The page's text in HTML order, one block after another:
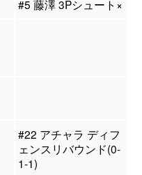
#5 藤澤 3Pシュート×
#22 アチャラ ディフ
ェンスリバウンド(0-
1-1)